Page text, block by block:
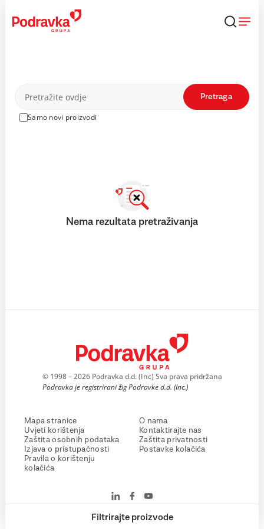
content
Proizvodi
Samo novi proizvodi
Pretraga
Filtrirajte proizvode
Nema rezultata pretraživanja
© 1998 – 2026 Podravka d.d. (Inc) Sva prava pridržana
Podravka je registrirani žig Podravke d.d. (Inc.)
Mapa stranice
Uvjeti korištenja
Zaštita osobnih podataka
Izjava o pristupačnosti
Pravila o korištenju
kolačića
O nama
Kontaktirajte nas
Zaštita privatnosti
Postavke kolačića